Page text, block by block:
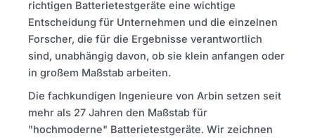
richtigen Batterietestgeräte eine wichtige
Entscheidung für Unternehmen und die einzelnen
Forscher, die für die Ergebnisse verantwortlich
sind, unabhängig davon, ob sie klein anfangen oder
in großem Maßstab arbeiten.
Die fachkundigen Ingenieure von Arbin setzen seit
mehr als 27 Jahren den Maßstab für
"hochmoderne" Batterietestgeräte. Wir zeichnen